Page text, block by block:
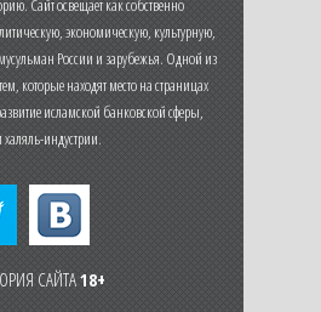
Сайт освещает как собственно
экономическую, культурную,
России и зарубежья. Одной из
которые находят место на страницах
исламской банковской сферы,
индустрии.
САЙТА18+